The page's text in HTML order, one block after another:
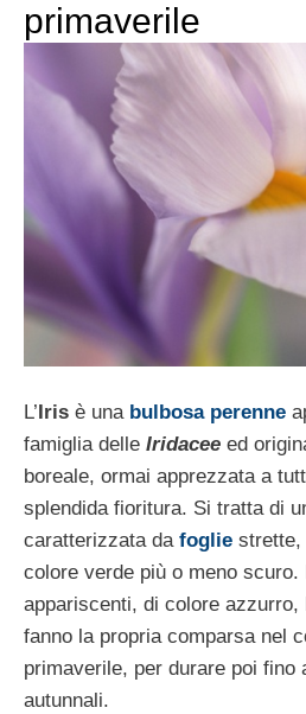
primaverile
L’ Iris è una bulbosa perenne
famiglia delle Iridacee ed
boreale, ormai apprezzata a
splendida fioritura. Si tratta di
caratterizzata da foglie strette,
colore verde più o meno scuro. I
appariscenti, di colore
fanno la propria comparsa nel
primaverile, per durare poi fino
autunnali.